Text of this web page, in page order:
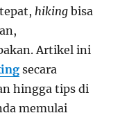
tepat,hiking bisa
Artikel ini
secara
hingga tips di
memulai